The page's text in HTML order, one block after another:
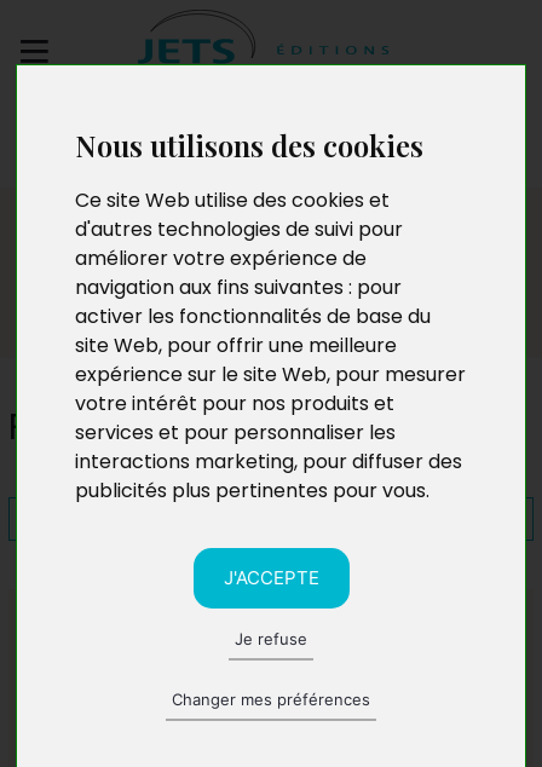
Nous utilisons des cookies
Ce site Web utilise des cookies et
d'autres technologies de suivi pour
améliorer votre expérience de
navigation aux fins suivantes : pour
activer les fonctionnalités de base du
site Web, pour offrir une meilleure
expérience sur le site Web, pour mesurer
votre intérêt pour nos produits et
services et pour personnaliser les
interactions marketing, pour diffuser des
publicités plus pertinentes pour vous.
J'ACCEPTE
Je refuse
Changer mes préférences
manuscrit
Presse
Pères au foyer
A lire également